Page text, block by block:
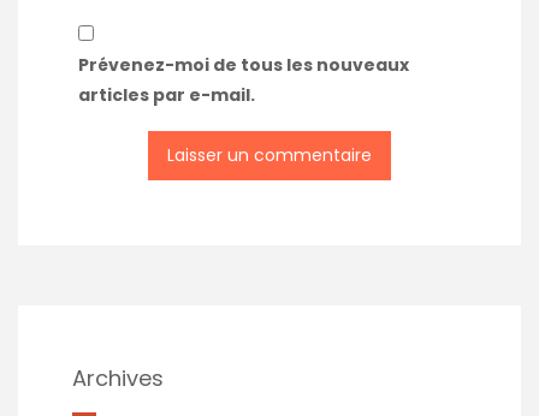
Prévenez-moi de tous les nouveaux
articles par e-mail.
Archives